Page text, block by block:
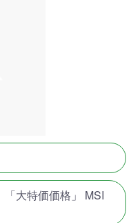
「大特価価格」 MSI